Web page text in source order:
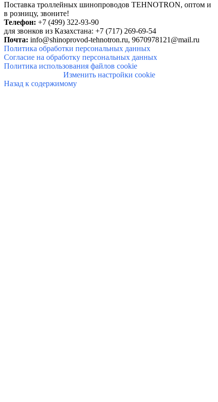
Поставка троллейных шинопроводов TEHNOTRON, оптом и
в розницу, звоните!
Телефон: +7 (499) 322-93-90
для звонков из Казахстана: +7 (717) 269-69-54
Почта: info@shinoprovod-tehnotron.ru, 9670978121@mail.ru
Политика обработки персональных данных
Согласие на обработку персональных данных
Политика использования файлов cookie
Изменить настройки cookie
Назад к содержимому